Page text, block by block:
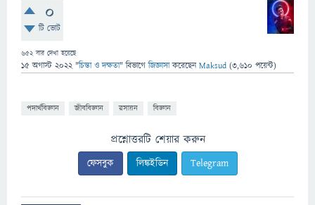
0
টি ভোট
652বার দেখা হয়েছে
15 অগাস্ট 2022 "চিন্তা ও দক্ষতা" বিভাগে জিজ্ঞাসাকরেছেনMaksud (3,610 পয়েন্ট)
পদার্থবিজ্ঞান জীববিজ্ঞান রসায়ন বিজ্ঞান
প্রশ্নোত্তরটি শেয়ার করুন
ফেসবুক লিঙ্কইডিন Telegram